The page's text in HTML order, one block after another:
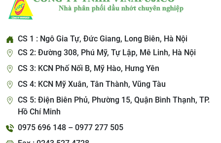
CS 1 : Ngô Gia Tự, Đức Giang, Long Biên, Hà Nội
CS 2: Đường 308, Phú Mỹ, Tự Lập, Mê Linh, Hà Nội
CS 3: KCN Phố Nối B, Mỹ Hào, Hưng Yên
CS 4: KCN Mỹ Xuân, Tân Thành, Vũng Tàu
CS 5: Điện Biên Phủ, Phường 15, Quận Bình Thạnh, TP.
Hồ Chí Minh
0975 696 148 – 0977 277 505